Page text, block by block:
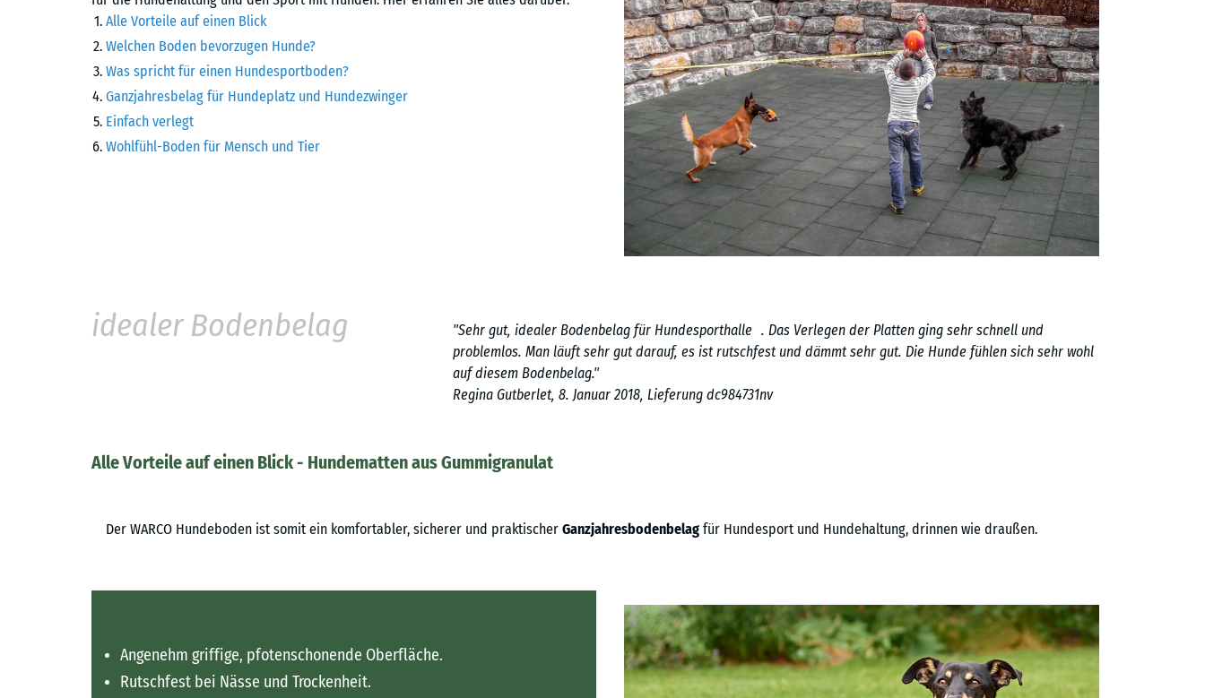
Alle Vorteile auf einen Blick
Welchen Boden bevorzugen Hunde?
Was spricht für einen Hundesportboden?
Ganzjahresbelag für Hundeplatz und Hundezwinger
Einfach verlegt
Wohlfühl-Boden für Mensch und Tier
idealer Bodenbelag
"Sehr gut, idealer Bodenbelag für Hundesporthalle . Das Verlegen der Platten ging sehr schnell und
problemlos. Man läuft sehr gut darauf, es ist rutschfest und dämmt sehr gut. Die Hunde fühlen sich sehr wohl
auf diesem Bodenbelag."
Regina Gutberlet, 8. Januar 2018, Lieferung dc984731nv
Alle Vorteile auf einen Blick - Hundematten aus Gummigranulat
Der WARCO Hundeboden ist somit ein komfortabler, sicherer und praktischer Ganzjahresbodenbelag für Hundesport und Hundehaltung, drinnen wie draußen.
Angenehm griffige, pfotenschonende Oberfläche.
Rutschfest bei Nässe und Trockenheit.